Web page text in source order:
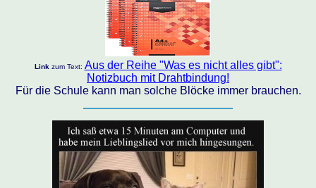
Linkzum Text: Aus der Reihe "Was es nicht alles gibt":
Notizbuch mit Drahtbindung!
Für die Schule kann man solche Blöcke immer brauchen.